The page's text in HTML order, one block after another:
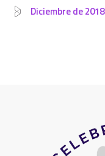
Diciembre de 2018